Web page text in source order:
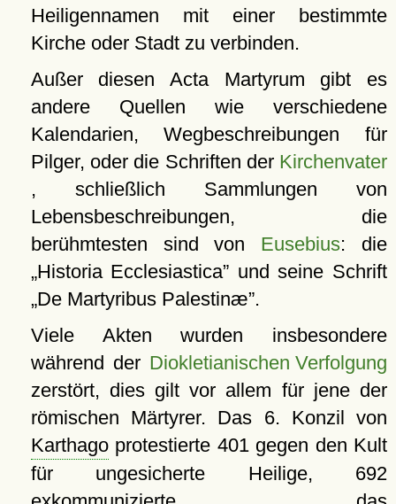
Heiligennamen mit einer bestimmte
Kirche oder Stadt zu verbinden.
Außer diesen Acta Martyrum gibt es
andere Quellen wie verschiedene
Kalendarien, Wegbeschreibungen für
Pilger, oder die Schriften der Kirchenvater
, schließlich Sammlungen von
Lebensbeschreibungen, die
berühmtesten sind von Eusebius: die
Historia Ecclesiastica
und seine Schrift
De Martyribus Palestinæ .
Viele Akten wurden insbesondere
während der Diokletianischen Verfolgung
zerstört, dies gilt vor allem für jene der
römischen Märtyrer. Das 6. Konzil von
Karthagoprotestierte 401 gegen den Kult
für ungesicherte Heilige, 692